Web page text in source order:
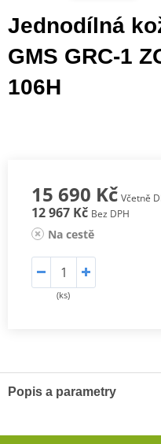
Jednodílná
GMS GRC-1
106H
15 690 Kč Včetně
12 967 Kč Bez DPH
Na cestě
(ks)
Popis a parametry